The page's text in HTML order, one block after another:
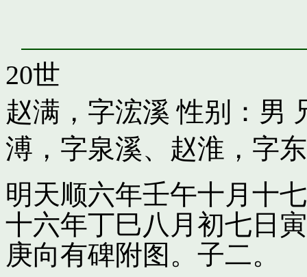
20世
赵满，字浤溪 性别：男
溥，字泉溪、 赵淮，字
明天顺六年壬午十月十
十六年丁巳八月初七日
庚向有碑附图。子二。